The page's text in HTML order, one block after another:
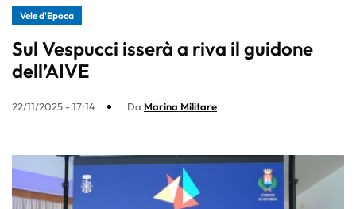
Vele d'Epoca
Sul Vespucci isserà a riva il guidone
dell’AIVE
22/11/2025 - 17:14 Da Marina Militare